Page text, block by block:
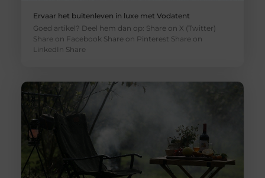
Ervaar het buitenleven in luxe met Vodatent
Goed artikel? Deel hem dan op: Share on X (Twitter)
Share on Facebook Share on Pinterest Share on
LinkedIn Share